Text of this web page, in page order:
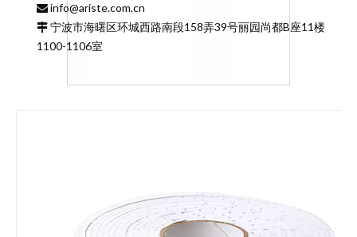
 info@ariste.com.cn
 宁波市海曙区环城西路南段158弄39号丽园尚都B座11楼
1100-1106室